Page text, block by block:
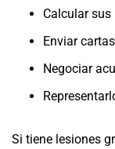
Calcular sus
Enviar
Negociar
Si tiene lesiones